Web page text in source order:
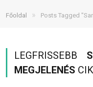
Főoldal » Posts Tagged
LEGFRISSEBB
MEGJELENÉS